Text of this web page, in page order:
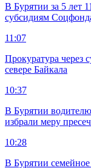
В Бурятии за 5 лет
субсидиям
11:07
Прокуратура через
севере Байкала
10:37
В Бурятии
избрали меру
10:28
В Бурятии семейное